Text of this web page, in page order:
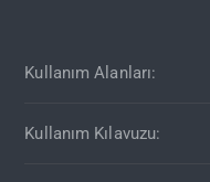
Kullanım Alanları:
Kullanım Kılavuzu: